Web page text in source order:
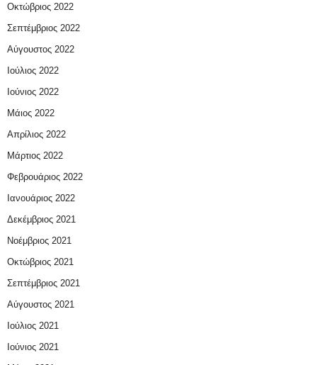
Οκτώβριος 2022
Σεπτέμβριος 2022
Αύγουστος 2022
Ιούλιος 2022
Ιούνιος 2022
Μάιος 2022
Απρίλιος 2022
Μάρτιος 2022
Φεβρουάριος 2022
Ιανουάριος 2022
Δεκέμβριος 2021
Νοέμβριος 2021
Οκτώβριος 2021
Σεπτέμβριος 2021
Αύγουστος 2021
Ιούλιος 2021
Ιούνιος 2021